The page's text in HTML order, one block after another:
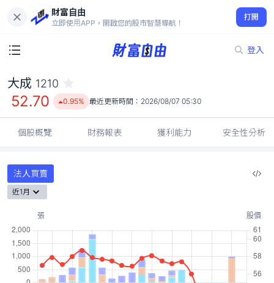
財富自由
立即使用APP，開啟您的股市智慧導航！
打開
登入
52.70
0.95%
大成 1210
52.70 0.95% 最近更新時間： 2026/08/07 05:30
個股概覽 財務報表 獲利能力 安全性分析
法人買賣
近1月